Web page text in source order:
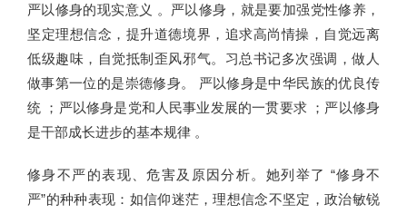
严以修身的现实意义 。严以修身，就是要加强党性修养，
坚定理想信念，提升道德境界，追求高尚情操，自觉远离
低级趣味，自觉抵制歪风邪气。习总书记多次强调，做人
做事第一位的是崇德修身。 严以修身是中华民族的优良传
统 ；严以修身是党和人民事业发展的一贯要求 ；严以修身
是干部成长进步的基本规律 。
修身不严的表现、危害及原因分析。她列举了 “修身不
严”的种种表现：如信仰迷茫，理想信念不坚定，政治敏锐